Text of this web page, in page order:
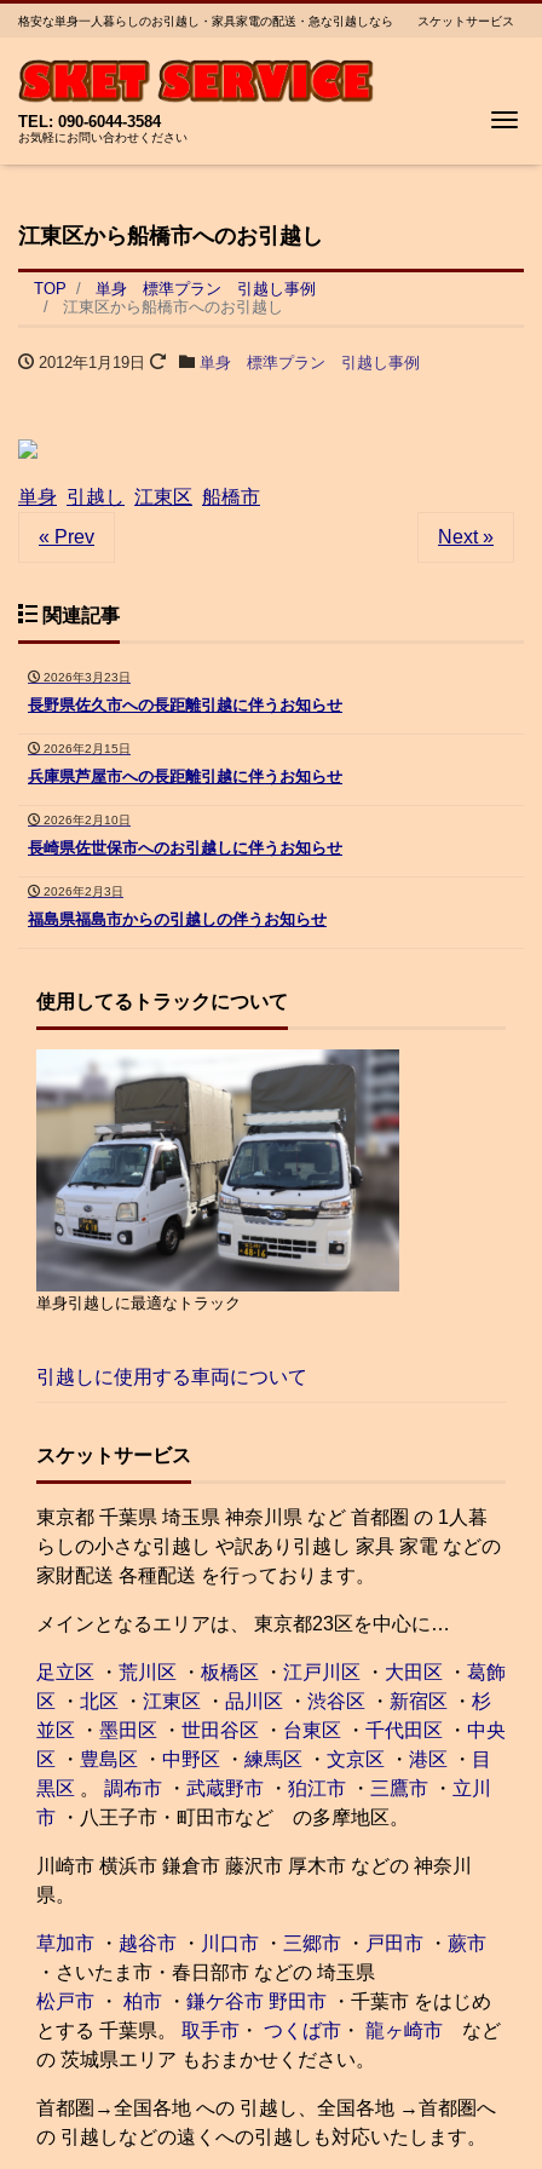
格安な単身一人暮らしのお引越し・家具家電の配送・急な引越しなら スケットサービス
TEL: 090-6044-3584
お気軽にお問い合わせください
江東区から船橋市へのお引越し
TOP
単身 標準プラン 引越し事例
江東区から船橋市へのお引越し
2012年1月19日 単身 標準プラン 引越し事例
単身 引越し 江東区 船橋市
« Prev
Next »
関連記事
2026年3月23日
長野県佐久市への長距離引越に伴うお知らせ
2026年2月15日
兵庫県芦屋市への長距離引越に伴うお知らせ
2026年2月10日
長崎県佐世保市へのお引越しに伴うお知らせ
2026年2月3日
福島県福島市からの引越しの伴うお知らせ
使用してるトラックについて
単身引越しに最適なトラック
引越しに使用する車両について
スケットサービス
東京都 千葉県 埼玉県 神奈川県 など 首都圏 の 1人暮
らしの小さな引越し や訳あり引越し 家具 家電 などの
家財配送 各種配送 を行っております。
メインとなるエリアは、 東京都23区を中心に…
足立区 ・ 荒川区 ・ 板橋区 ・ 江戸川区 ・ 大田区 ・ 葛飾
区 ・ 北区 ・ 江東区 ・ 品川区 ・ 渋谷区 ・ 新宿区 ・ 杉
並区 ・ 墨田区 ・ 世田谷区 ・ 台東区 ・ 千代田区 ・ 中央
区 ・ 豊島区 ・ 中野区 ・ 練馬区 ・ 文京区 ・ 港区 ・ 目
黒区 。 調布市 ・ 武蔵野市 ・ 狛江市 ・ 三鷹市 ・ 立川
市 ・八王子市・町田市など の多摩地区。
川崎市 横浜市 鎌倉市 藤沢市 厚木市 などの 神奈川
県。
草加市 ・ 越谷市 ・ 川口市 ・ 三郷市 ・ 戸田市 ・ 蕨市
・さいたま市・春日部市 などの 埼玉県
松戸市 ・ 柏市 ・ 鎌ケ谷市 野田市 ・千葉市 をはじめ
とする 千葉県。 取手市 ・ つくば市 ・ 龍ヶ崎市 など
の 茨城県エリア もおまかせください。
首都圏→全国各地 への 引越し、全国各地 →首都圏へ
の 引越しなどの遠くへの引越しも対応いたします。